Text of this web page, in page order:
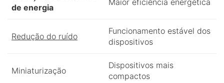
de energia
Redução do ruído
Funcionamento estável dos
dispositivos
Miniaturização
Dispositivos mais
compactos